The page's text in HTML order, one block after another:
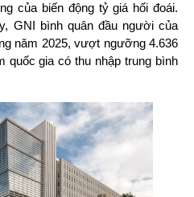
của biến động tỷ giá hối đoái.
GNI bình quân đầu người của
năm 2025, vượt ngưỡng 4.636
quốc gia có thu nhập trung bình